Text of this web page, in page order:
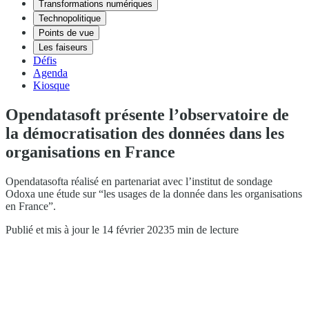
Transformations numériques
Technopolitique
Points de vue
Les faiseurs
Défis
Agenda
Kiosque
Opendatasoft présente l’observatoire de
la démocratisation des données dans les
organisations en France
Opendatasofta réalisé en partenariat avec l’institut de sondage
Odoxa une étude sur “les usages de la donnée dans les organisations
en France”.
Publié et mis à jour le 14 février 20235 min de lecture